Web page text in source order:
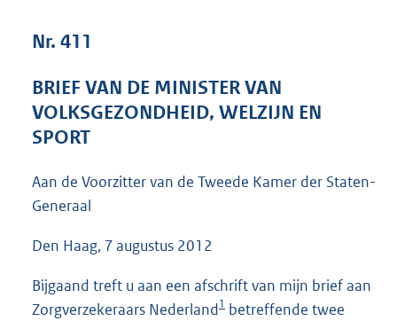
e
:
b
Nr. 411
BRIEF VAN DE MINISTER VAN
VOLKSGEZONDHEID, WELZIJN EN
SPORT
Aan de Voorzitter van de Tweede Kamer der Staten-
Generaal
Den Haag, 7 augustus 2012
Bijgaand treft u aan een afschrift van mijn brief aan
Zorgverzekeraars Nederland1 betreffende twee